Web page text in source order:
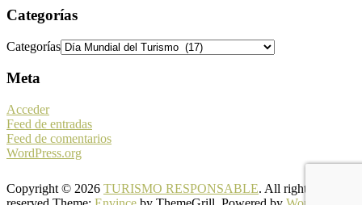
Categorías
Categorías
Meta
Acceder
Feed de entradas
Feed de comentarios
WordPress.org
Copyright © 2026 TURISMO RESPONSABLE. All rights